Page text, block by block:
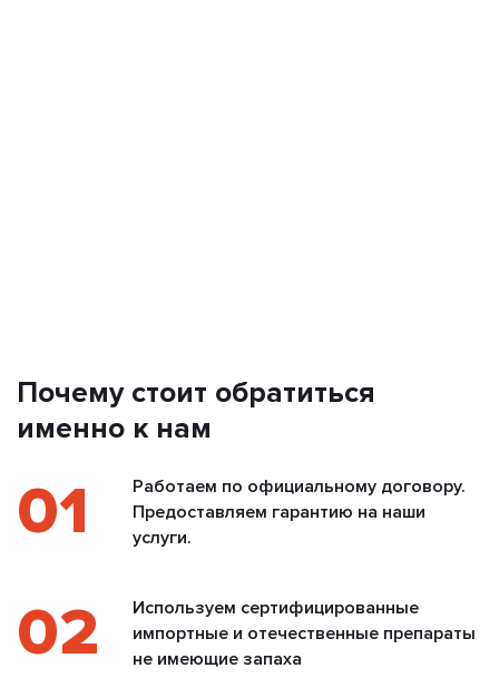
Почему стоит обратиться
именно к нам
01
Работаем по официальному договору.
Предоставляем гарантию на наши
услуги.
02
Используем сертифицированные
импортные и отечественные препараты
не имеющие запаха